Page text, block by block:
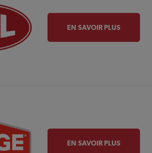
EN SAVOIR PLUS
EN SAVOIR PLUS